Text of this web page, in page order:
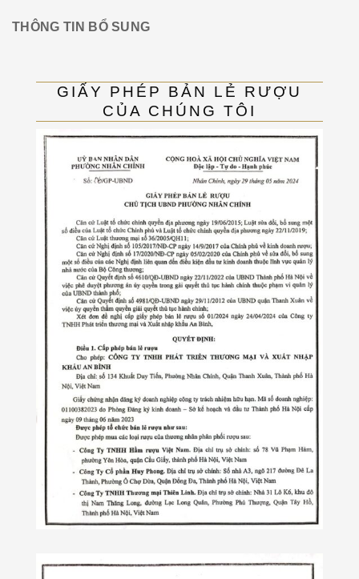
THÔNG TIN BỔ SUNG
GIẤY PHÉP BẢN LẺ RƯỢU
CỦA CHÚNG TÔI